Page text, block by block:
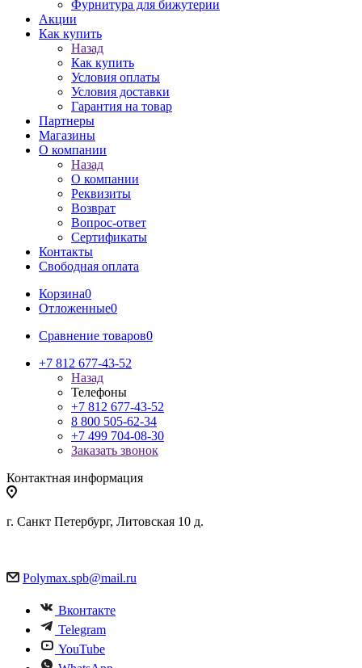
Фурнитура для бижутерии
Акции
Как купить
Назад
Как купить
Условия оплаты
Условия доставки
Гарантия на товар
Партнеры
Магазины
О компании
Назад
О компании
Реквизиты
Возврат
Вопрос-ответ
Сертификаты
Контакты
Свободная оплата
Корзина0
Отложенные0
Сравнение товаров0
+7 812 677-43-52
Назад
Телефоны
+7 812 677-43-52
8 800 505-62-34
+7 499 704-08-30
Заказать звонок
Контактная информация
г. Санкт Петербург, Литовская 10 д.
Polymax.spb@mail.ru
Вконтакте
Telegram
YouTube